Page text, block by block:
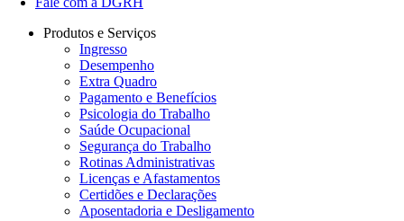
Produtos e Serviços
Ingresso
Desempenho
Extra Quadro
Pagamento e Benefícios
Psicologia do Trabalho
Saúde Ocupacional
Segurança do Trabalho
Rotinas Administrativas
Licenças e Afastamentos
Certidões e Declarações
Aposentadoria e Desligamento